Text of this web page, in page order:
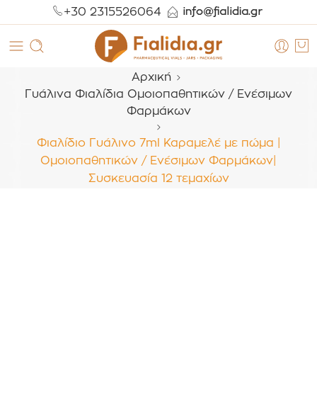
+30 2315526064
Αρχική
Γυάλινα Φιαλίδια Ομοιοπαθητικών / Ενέσιμων
Φαρμάκων
Φιαλίδιο Γυάλινο 7ml Καραμελέ με πώμα |
Ομοιοπαθητικών / Ενέσιμων Φαρμάκων|
Συσκευασία 12 τεμαχίων